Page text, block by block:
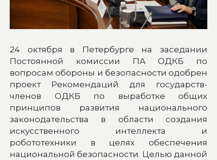
24 октября в Петербурге на заседании
Постоянной комиссии ПА ОДКБ по
вопросам обороны и безопасности одобрен
проект Рекомендаций для государств-
членов ОДКБ по выработке общих
принципов развития национального
законодательства в области создания
искусственного интеллекта и
робототехники в целях обеспечения
национальной безопасности. Целью данной